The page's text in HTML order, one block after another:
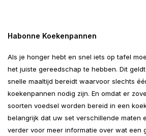
Habonne Koekenpannen
Als je honger hebt en snel iets op tafel
het juiste gereedschap te hebben. Dit
snelle maaltijd bereidt waarvoor slechts
koekenpannen nodig zijn. En omdat er
soorten voedsel worden bereid in een
belangrijk dat uw set verschillende maten
verder voor meer informatie over wat een